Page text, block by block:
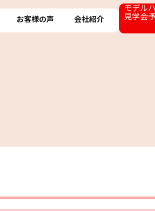
お客様の声 会社紹介
モデル
見学会